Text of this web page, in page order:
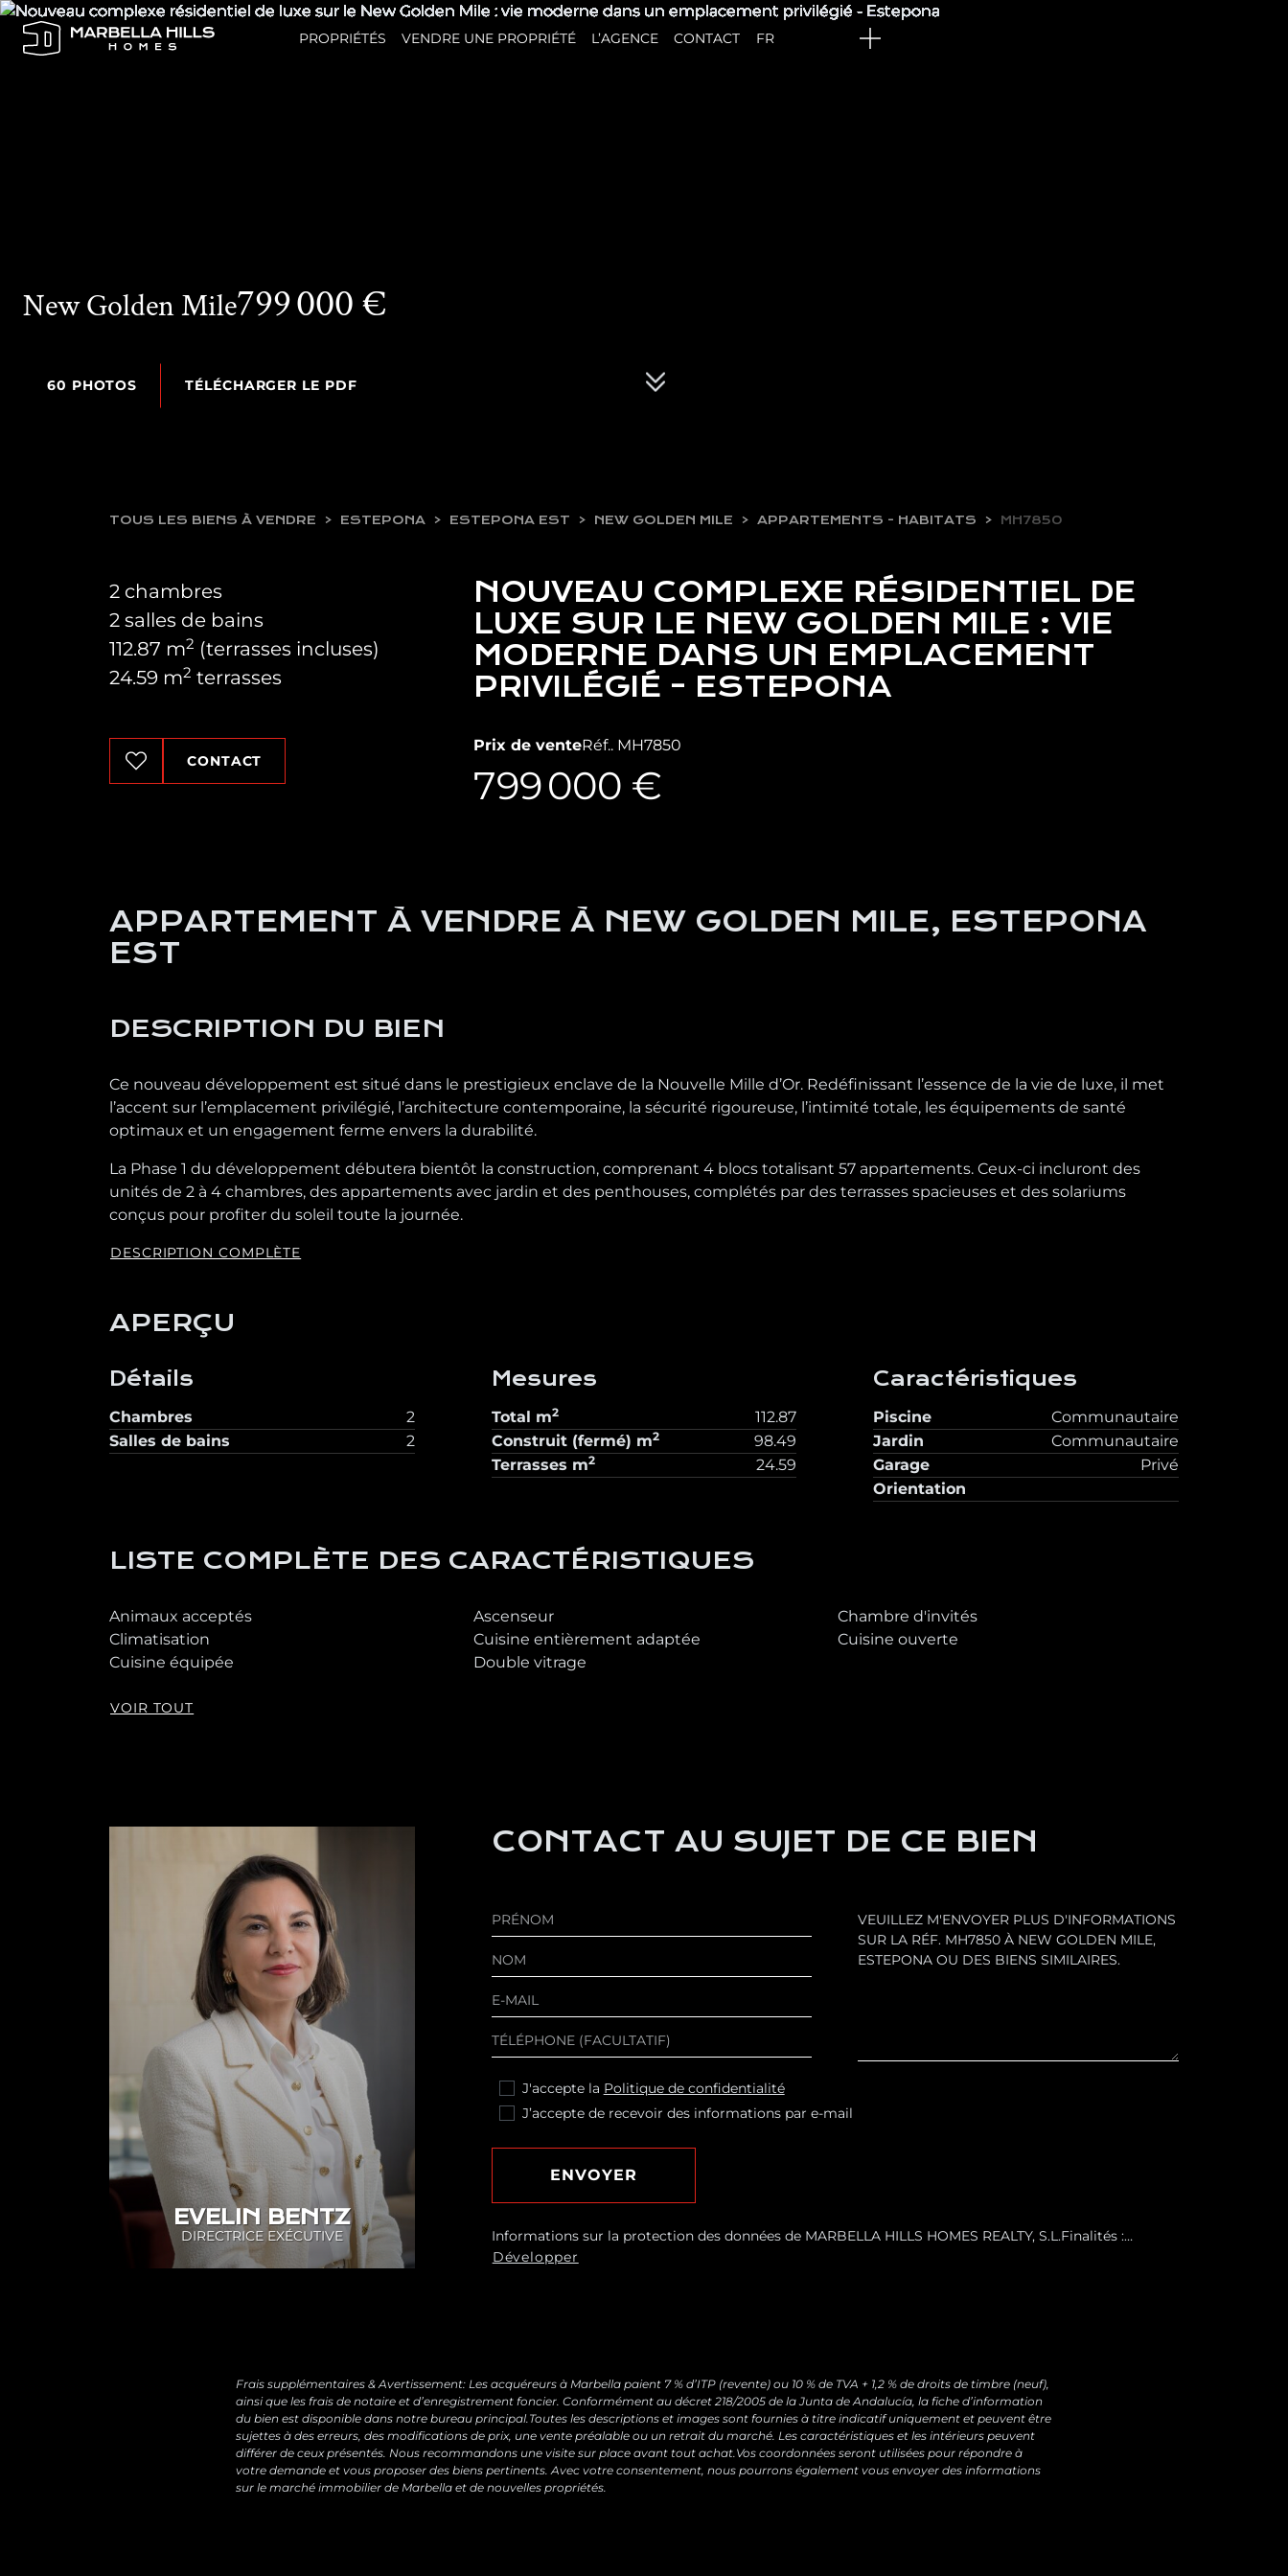
PROPRIÉTÉS VENDRE UNE PROPRIÉTÉ L’AGENCE CONTACT FR
New Golden Mile799 000 €
60 PHOTOS TÉLÉCHARGER LE PDF
TOUS LES BIENS À VENDRE ESTEPONA ESTEPONA EST NEW GOLDEN MILE APPARTEMENTS - HABITATS MH7850
NOUVEAU COMPLEXE RÉSIDENTIEL DE
LUXE SUR LE NEW GOLDEN MILE : VIE
MODERNE DANS UN EMPLACEMENT
PRIVILÉGIÉ - ESTEPONA
Prix de venteRéf.. MH7850
799 000 €
2 chambres
2 salles de bains
112.87 m2 (terrasses incluses)
24.59 m2 terrasses
CONTACT
APPARTEMENT À VENDRE À NEW GOLDEN MILE, ESTEPONA
EST
DESCRIPTION DU BIEN
Ce nouveau développement est situé dans le prestigieux enclave de la Nouvelle Mille d’Or. Redéfinissant l’essence de la vie de luxe, il met
l’accent sur l’emplacement privilégié, l’architecture contemporaine, la sécurité rigoureuse, l’intimité totale, les équipements de santé
optimaux et un engagement ferme envers la durabilité.
La Phase 1 du développement débutera bientôt la construction, comprenant 4 blocs totalisant 57 appartements. Ceux-ci incluront des
unités de 2 à 4 chambres, des appartements avec jardin et des penthouses, complétés par des terrasses spacieuses et des solariums
conçus pour profiter du soleil toute la journée.
DESCRIPTION COMPLÈTE
APERÇU
Détails
Chambres
2
Salles de bains
2
Mesures
Total m2
112.87
Construit (fermé) m2
98.49
Terrasses m2 24.59
Caractéristiques
Piscine
Communautaire
Jardin
Communautaire
Garage
Privé
Orientation
LISTE COMPLÈTE DES CARACTÉRISTIQUES
Animaux acceptés Ascenseur
Chambre d'invités
Climatisation
Cuisine entièrement adaptée
Cuisine ouverte
Cuisine équipée
Double vitrage
VOIR TOUT
EVELIN BENTZ
DIRECTRICE EXÉCUTIVE
CONTACT AU SUJET DE CE BIEN
J'accepte la Politique de confidentialité
J’accepte de recevoir des informations par e-mail
ENVOYER
Informations sur la protection des données de MARBELLA HILLS HOMES REALTY, S.L.Finalités :
Répondre à vos demandes et vous envoyer des informations commerciales sur nos produits et
Développer
Frais supplémentaires & Avertissement: Les acquéreurs à Marbella paient 7 % d’ITP (revente) ou 10 % de TVA + 1,2 % de droits de timbre (neuf),
ainsi que les frais de notaire et d’enregistrement foncier. Conformément au décret 218/2005 de la Junta de Andalucía, la fiche d’information
du bien est disponible dans notre bureau principal.Toutes les descriptions et images sont fournies à titre indicatif uniquement et peuvent être
sujettes à des erreurs, des modifications de prix, une vente préalable ou un retrait du marché. Les caractéristiques et les intérieurs peuvent
différer de ceux présentés. Nous recommandons une visite sur place avant tout achat.Vos coordonnées seront utilisées pour répondre à
votre demande et vous proposer des biens pertinents. Avec votre consentement, nous pourrons également vous envoyer des informations
sur le marché immobilier de Marbella et de nouvelles propriétés.